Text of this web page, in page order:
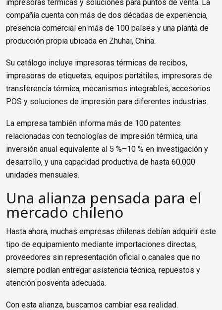
impresoras térmicas y soluciones para puntos de venta. La
compañía cuenta con más de dos décadas de experiencia,
presencia comercial en más de 100 países y una planta de
producción propia ubicada en Zhuhai, China.
Su catálogo incluye impresoras térmicas de recibos,
impresoras de etiquetas, equipos portátiles, impresoras de
transferencia térmica, mecanismos integrables, accesorios
POS y soluciones de impresión para diferentes industrias.
La empresa también informa más de 100 patentes
relacionadas con tecnologías de impresión térmica, una
inversión anual equivalente al 5 %–10 % en investigación y
desarrollo, y una capacidad productiva de hasta 60.000
unidades mensuales.
Una alianza pensada para el
mercado chileno
Hasta ahora, muchas empresas chilenas debían adquirir este
tipo de equipamiento mediante importaciones directas,
proveedores sin representación oficial o canales que no
siempre podían entregar asistencia técnica, repuestos y
atención posventa adecuada.
Con esta alianza, buscamos cambiar esa realidad.